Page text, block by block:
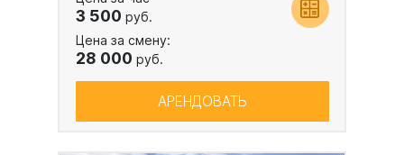
3 500 руб.
Цена за смену:
28 000 руб.
АРЕНДОВАТЬ